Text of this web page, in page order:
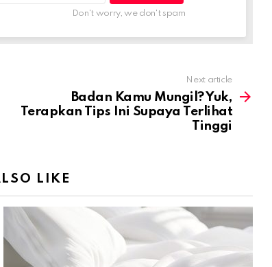
Don't worry, we don't spam
Next article
Badan Kamu Mungil? Yuk,
Terapkan Tips Ini Supaya Terlihat
Tinggi
LIKE